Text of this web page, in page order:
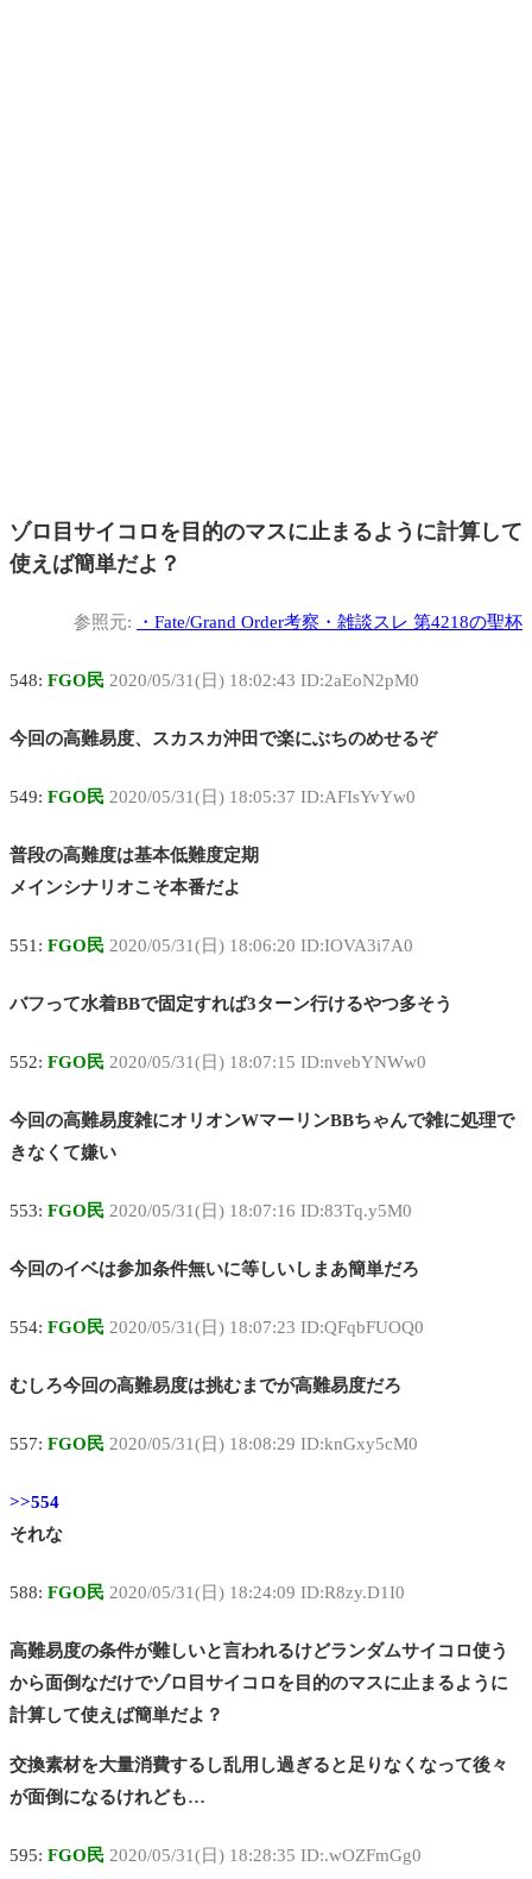
ゾロ目サイコロを目的のマスに止まるように計算して
使えば簡単だよ？
参照元: ・ Fate/Grand Order考察・雑談スレ 第4218の聖杯
548: FGO民 2020/05/31(日) 18:02:43 ID:2aEoN2pM0
今回の高難易度、スカスカ沖田で楽にぶちのめせるぞ
549: FGO民 2020/05/31(日) 18:05:37 ID:AFIsYvYw0
普段の高難度は基本低難度定期
メインシナリオこそ本番だよ
551: FGO民 2020/05/31(日) 18:06:20 ID:IOVA3i7A0
バフって水着BBで固定すれば3ターン行けるやつ多そう
552: FGO民 2020/05/31(日) 18:07:15 ID:nvebYNWw0
今回の高難易度雑にオリオンWマーリンBBちゃんで雑に処理で
きなくて嫌い
553: FGO民 2020/05/31(日) 18:07:16 ID:83Tq.y5M0
今回のイベは参加条件無いに等しいしまあ簡単だろ
554: FGO民 2020/05/31(日) 18:07:23 ID:QFqbFUOQ0
むしろ今回の高難易度は挑むまでが高難易度だろ
557: FGO民 2020/05/31(日) 18:08:29 ID:knGxy5cM0
>>554
それな
588: FGO民 2020/05/31(日) 18:24:09 ID:R8zy.D1I0
高難易度の条件が難しいと言われるけどランダムサイコロ使う
から面倒なだけでゾロ目サイコロを目的のマスに止まるように
計算して使えば簡単だよ？
交換素材を大量消費するし乱用し過ぎると足りなくなって後々
が面倒になるけれども…
595: FGO民 2020/05/31(日) 18:28:35 ID:.wOZFmGg0